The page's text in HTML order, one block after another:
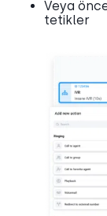
Veya
tetikler